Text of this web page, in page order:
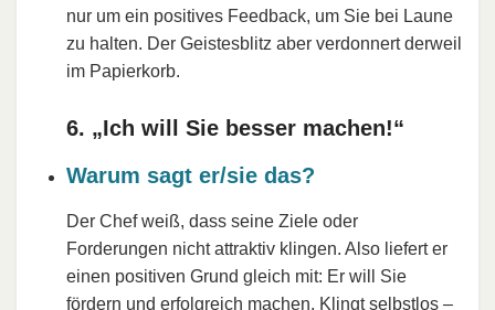
nur um ein positives Feedback, um Sie bei Laune
zu halten. Der Geistesblitz aber verdonnert derweil
im Papierkorb.
6. „Ich will Sie besser machen!“
Warum sagt er/sie das?
Der Chef weiß, dass seine Ziele oder
Forderungen nicht attraktiv klingen. Also liefert er
einen positiven Grund gleich mit: Er will Sie
fördern und erfolgreich machen. Klingt selbstlos –